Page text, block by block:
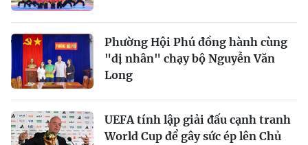
Phường Hội Phú đồng hành cùng
"dị nhân" chạy bộ Nguyễn Văn
Long
UEFA tính lập giải đấu cạnh tranh
World Cup để gây sức ép lên Chủ